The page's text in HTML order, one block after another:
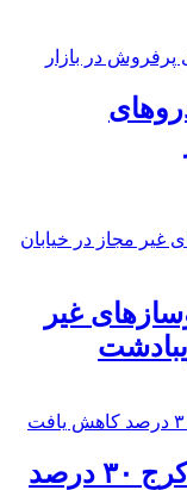
غیر
️قیمت مسکن در کرج ۳۰ درصد